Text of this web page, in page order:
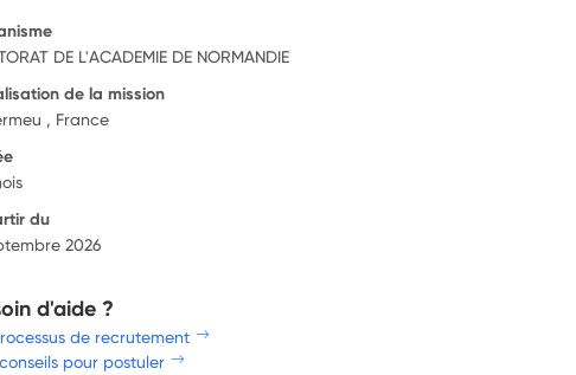
DE L'ACADEMIE DE NORMANDIE
de la mission
, France
du
2026
d'aide ?
de recrutement
pour postuler